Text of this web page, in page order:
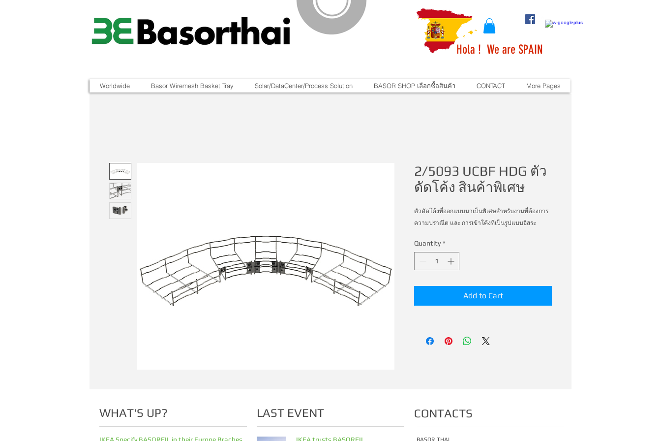
Hola ! We are SPAIN
Worldwide Basor Wiremesh Basket Tray Solar/DataCenter/Process Solution BASOR SHOP เลือกซื้อสินค้า CONTACT More Pages
2/5093 UCBF HDG ตัว
ดัดโค้ง สินค้าพิเศษ
ตัวดัดโค้งที่ออกแบบมาเป็นพิเศษสำหรับงานที่ต้องการ
ความปราณีต และ การเข้าโค้งที่เป็นรูปแบบอิสระ
Quantity *
Add to Cart
WHAT'S UP? LAST EVENT CONTACTS
BASOR THAI